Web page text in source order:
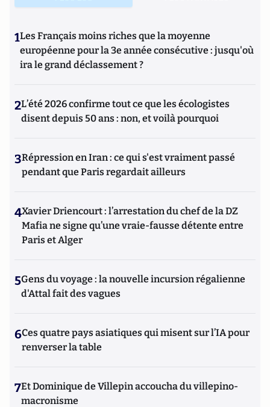
1Les Français moins riches que la moyenne
européenne pour la 3e année consécutive : jusqu'où
ira le grand déclassement ?
2L’été 2026 confirme tout ce que les écologistes
disent depuis 50 ans : non, et voilà pourquoi
3Répression en Iran : ce qui s'est vraiment passé
pendant que Paris regardait ailleurs
4Xavier Driencourt : l’arrestation du chef de la DZ
Mafia ne signe qu’une vraie-fausse détente entre
Paris et Alger
5Gens du voyage : la nouvelle incursion régalienne
d'Attal fait des vagues
6Ces quatre pays asiatiques qui misent sur l’IA pour
renverser la table
7Et Dominique de Villepin accoucha du villepino-
macronisme